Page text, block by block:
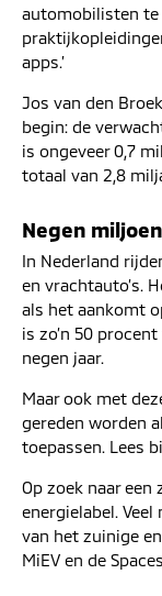
automobilisten te
apps.’
Jos van den
begin: de
is ongeveer 0,7
totaal van 2,8
Negen
In Nederland
en vrachtauto’s.
als het aankomt
is zo’n 50
negen jaar.
Maar ook met
gereden worden
toepassen. Lees
Op zoek naar
energielabel.
van het zuinige
MiEV en de